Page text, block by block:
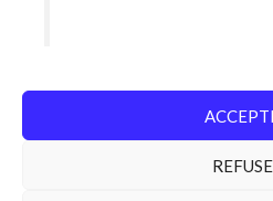
générales de